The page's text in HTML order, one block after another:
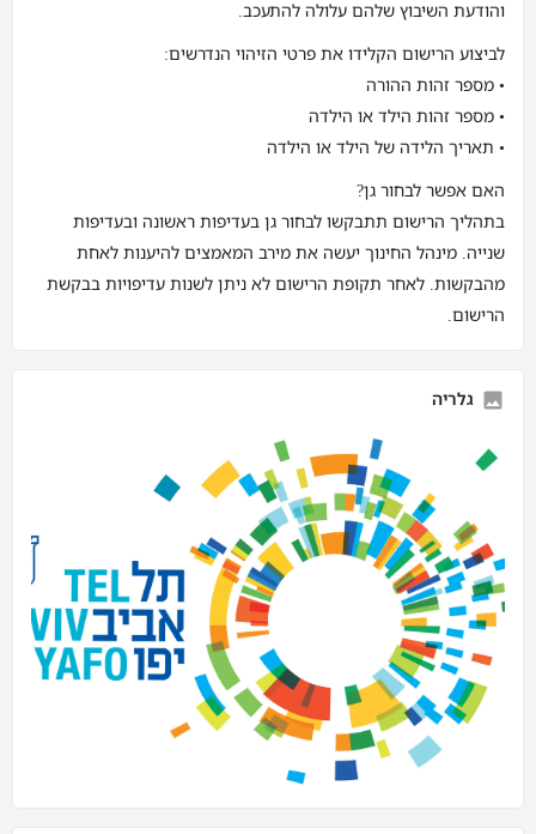
והודעת השיבוץ שלהם עלולה להתעכב.
לביצוע הרישום הקלידו את פרטי הזיהוי הנדרשים:
• מספר זהות ההורה
• מספר זהות הילד או הילדה
• תאריך הלידה של הילד או הילדה
האם אפשר לבחור גן?
בתהליך הרישום תתבקשו לבחור גן בעדיפות ראשונה ובעדיפות
שנייה. מינהל החינוך יעשה את מירב המאמצים להיענות לאחת
מהבקשות. לאחר תקופת הרישום לא ניתן לשנות עדיפויות בבקשת
הרישום.
גלריה